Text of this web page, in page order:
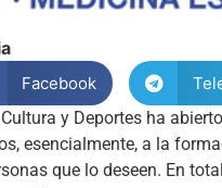
Facebook
y Deportes ha
esencialmente, a la
que lo deseen. En